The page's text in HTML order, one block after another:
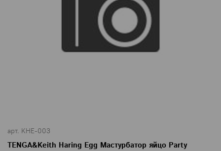
арт. KHE-003
TENGA&Keith Haring Egg Мастурбатор яйцо Party